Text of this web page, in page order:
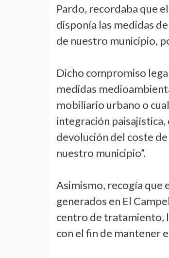
Pardo, recordaba que
disponía las medidas
de nuestro municipio,
Dicho compromiso
medidas
mobiliario urbano o
integración
devolución del coste
nuestro municipio”.
Asimismo, recogía que
generados en El
centro de tratamiento,
con el fin de mantener